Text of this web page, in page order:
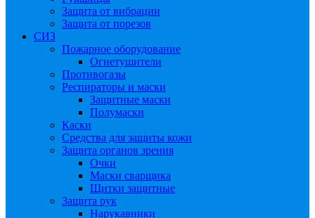
Защита от вибрации
Защита от порезов
СИЗ
Пожарное оборудование
Огнетушители
Противогазы
Респираторы и маски
Защитные маски
Полумаски
Каски
Средства для защиты кожи
Защита органов зрения
Очки
Маски сварщика
Щитки защитные
Защита рук
Нарукавники